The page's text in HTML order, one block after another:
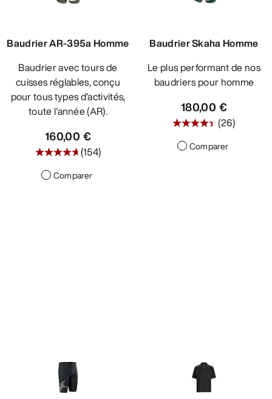
Baudrier AR-395a Homme
Baudrier avec tours de
cuisses réglables, conçu
pour tous types d’activités,
toute l'année (AR).
160,00 €
(154)
Comparer
Baudrier Skaha Homme
Le plus performant de nos
baudriers pour homme
180,00 €
(26)
Comparer